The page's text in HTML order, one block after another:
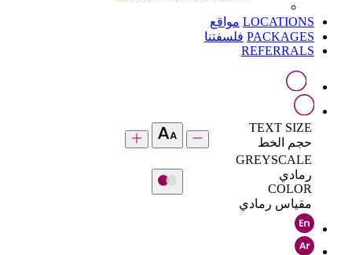
LOCATIONS مواقع
PACKAGES فلسفتنا
REFERRALS
TEXT SIZE
حجم الخط
GREYSCALE
رمادي
COLOR
مقياس رمادي